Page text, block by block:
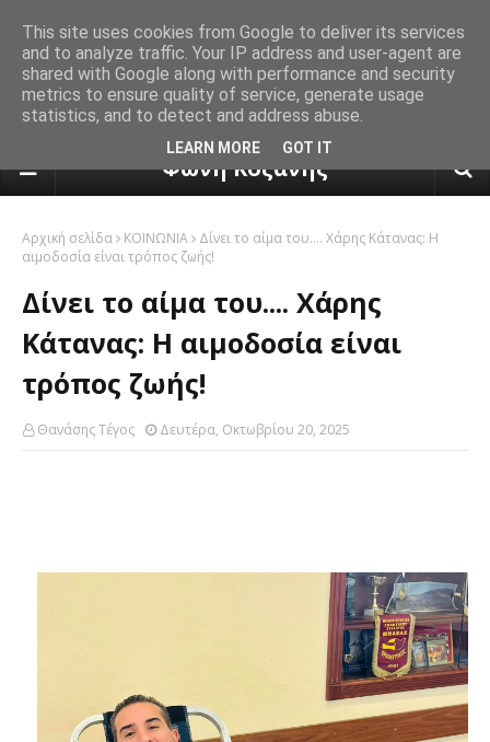
πρόγνωση καιρού από το
Φωνή Κοζάνης
Αρχική σελίδα ΚΟΙΝΩΝΙΑ
Δίνει το αίμα του.... Χάρης Κάτανας: Η
αιμοδοσία είναι τρόπος ζωής!
Δίνει το αίμα του.... Χάρης
Κάτανας: Η αιμοδοσία είναι
τρόπος ζωής!
Θανάσης Τέγος Δευτέρα, Οκτωβρίου 20, 2025
This site uses cookies from Google to deliver its services
and to analyze traffic. Your IP address and user-agent are
shared with Google along with performance and security
metrics to ensure quality of service, generate usage
statistics, and to detect and address abuse.
LEARN MORE GOT IT